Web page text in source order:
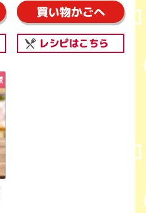
買い物かごへ
レシピはこちら